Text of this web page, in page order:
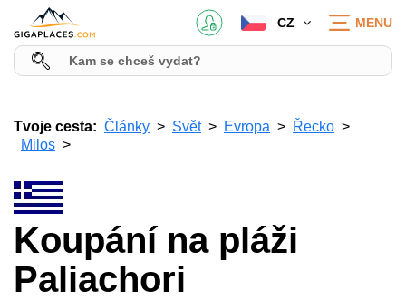
CZ MENU
Tvoje cesta: Články Svět Evropa
Řecko
Milos
Koupání na pláži
Paliachori